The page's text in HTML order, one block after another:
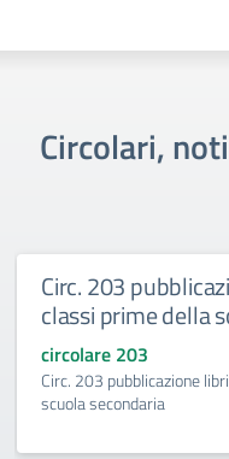
Circolari,
Circ. 203
classi prime della
circolare 203
Circ. 203 pubblicazione
scuola secondaria